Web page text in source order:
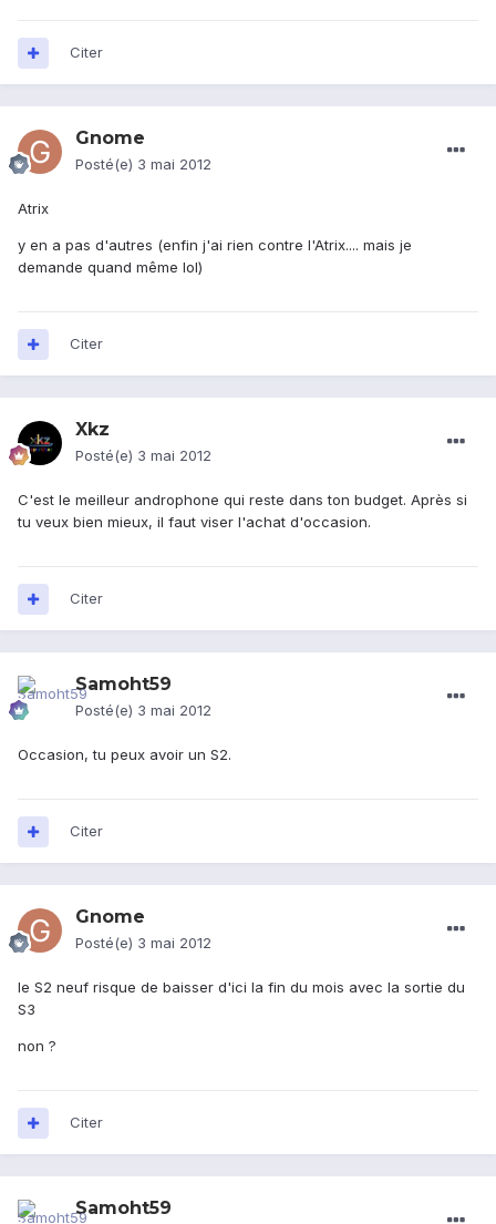
Citer
Gnome
Posté(e) 3 mai 2012
Atrix
y en a pas d'autres (enfin j'ai rien contre l'Atrix.... mais je
demande quand même lol)
Citer
Xkz
Posté(e) 3 mai 2012
C'est le meilleur androphone qui reste dans ton budget. Après si
tu veux bien mieux, il faut viser l'achat d'occasion.
Citer
Samoht59
Posté(e) 3 mai 2012
Occasion, tu peux avoir un S2.
Citer
Gnome
Posté(e) 3 mai 2012
le S2 neuf risque de baisser d'ici la fin du mois avec la sortie du
S3
non ?
Citer
Samoht59